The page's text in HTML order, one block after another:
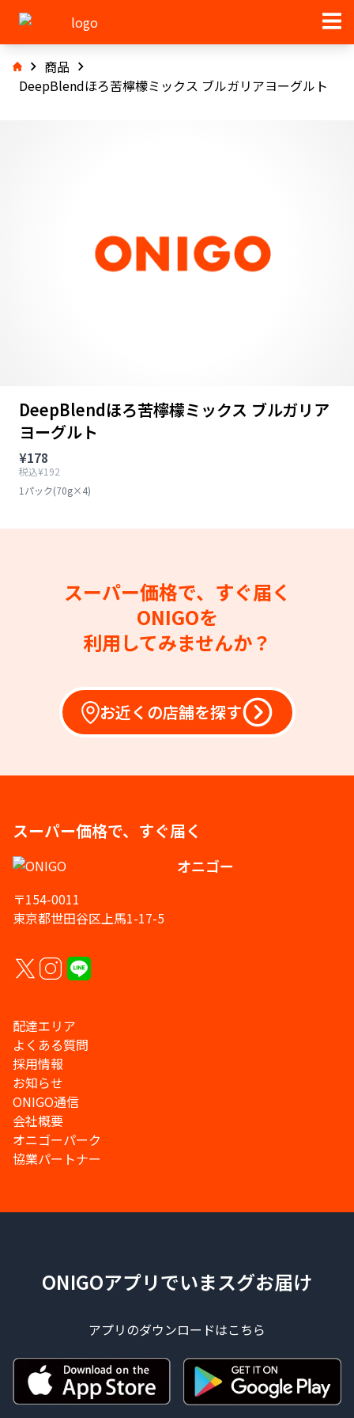
商品
DeepBlendほろ苦檸檬ミックス ブルガリアヨーグルト
DeepBlendほろ苦檸檬ミックス ブルガリア
ヨーグルト
¥178
税込¥192
1パック(70g×4)
スーパー価格で、すぐ届く
ONIGOを
利用してみませんか？
お近くの店舗を探す
スーパー価格で、すぐ届く
オニゴー
〒154-0011
東京都世田谷区上馬1-17-5
配達エリア
よくある質問
採用情報
お知らせ
ONIGO通信
会社概要
オニゴーパーク
協業パートナー
ONIGOアプリでいまスグお届け
アプリのダウンロードはこちら